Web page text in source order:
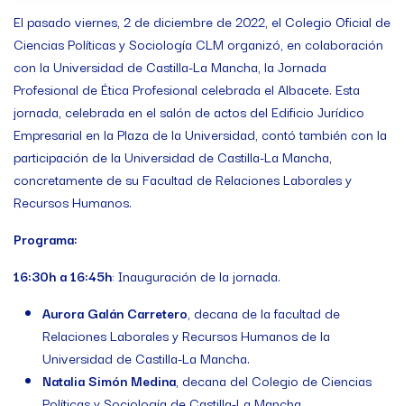
El pasado viernes, 2 de diciembre de 2022, el Colegio Oficial de
Ciencias Políticas y Sociología CLM organizó, en colaboración
con la Universidad de Castilla-La Mancha, la Jornada
Profesional de Ética Profesional celebrada el Albacete. Esta
jornada, celebrada en el salón de actos del Edificio Jurídico
Empresarial en la Plaza de la Universidad, contó también con la
participación de la Universidad de Castilla-La Mancha,
concretamente de su Facultad de Relaciones Laborales y
Recursos Humanos.
Programa:
16:30h a 16:45h: Inauguración de la jornada.
Aurora Galán Carretero, decana de la facultad de
Relaciones Laborales y Recursos Humanos de la
Universidad de Castilla-La Mancha.
Natalia Simón Medina, decana del Colegio de Ciencias